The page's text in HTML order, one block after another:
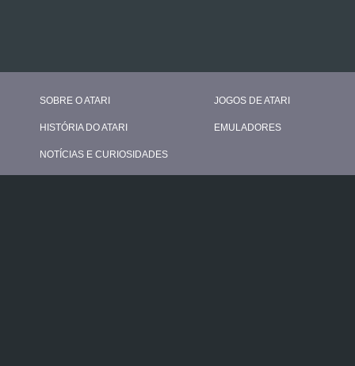
SOBRE O ATARI
HISTÓRIA DO ATARI
NOTÍCIAS E CURIOSIDADES
JOGOS DE ATARI
EMULADORES